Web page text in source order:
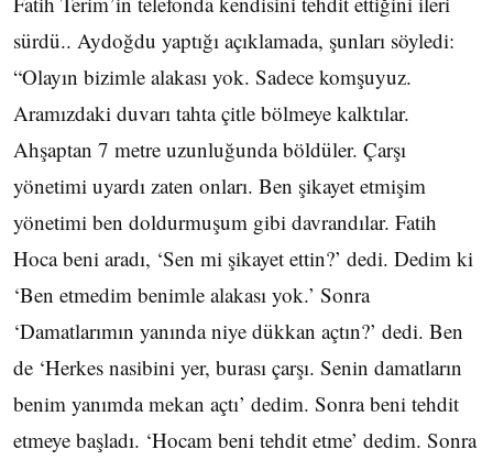
sürdü.. Aydoğdu yaptığı açıklamada, şunları söyledi:
“Olayın bizimle alakası yok. Sadece komşuyuz.
Aramızdaki duvarı tahta çitle bölmeye kalktılar.
Ahşaptan 7 metre uzunluğunda böldüler. Çarşı
yönetimi uyardı zaten onları. Ben şikayet etmişim
yönetimi ben doldurmuşum gibi davrandılar. Fatih
Hoca beni aradı, ‘Sen mi şikayet ettin?’ dedi. Dedim ki
‘Ben etmedim benimle alakası yok.’ Sonra
‘Damatlarımın yanında niye dükkan açtın?’ dedi. Ben
de ‘Herkes nasibini yer, burası çarşı. Senin damatların
benim yanımda mekan açtı’ dedim. Sonra beni tehdit
etmeye başladı. ‘Hocam beni tehdit etme’ dedim. Sonra